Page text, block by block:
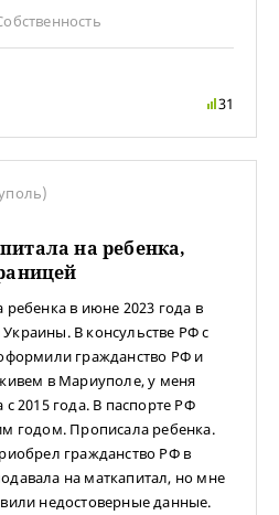
31
на ребенка,
в июне 2023 года в
В консульстве РФ с
гражданство РФ и
в Мариуполе, у меня
2015 года. В паспорте РФ
годом. Прописала ребенка.
гражданство РФ в
на маткапитал, но мне
недостоверные данные.